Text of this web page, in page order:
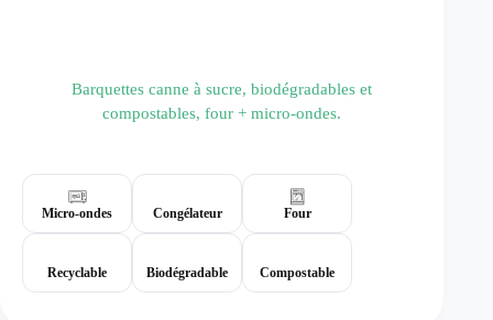
Barquettes canne à sucre, biodégradables et
compostables, four + micro-ondes.
Micro-ondes Congélateur Four
Recyclable Biodégradable Compostable